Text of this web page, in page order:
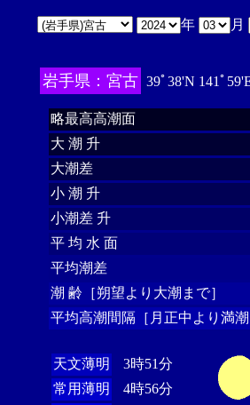
年 月
岩手県：宮古 39ﾟ38'N 141ﾟ
略最高高潮面
大 潮 升
大潮差
小 潮 升
小潮差 升
平 均 水 面
平均潮差
潮 齢［朔望より大潮まで］
平均高潮間隔［月正中より満潮
天文薄明
3時51分
常用薄明
4時56分